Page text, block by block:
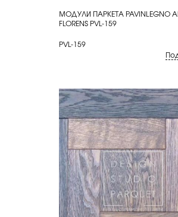
КУПИТЬ
МОДУЛИ ПАРКЕТА PAVINLEGNO
FLORENS PVL-159
PVL-159